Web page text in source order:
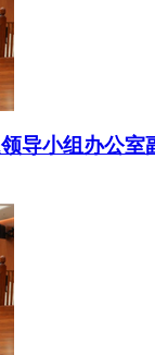
导小组办公室